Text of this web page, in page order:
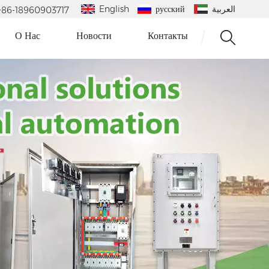
English русский العربية 18960903717
О Нас Новости Контакты